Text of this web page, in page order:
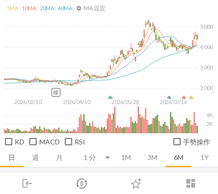
login dashboard
市場 登入
日 週 月 1M 3M 6M 1Y
2026/02/10 2026/04/10 2026/05/28 2026/07/16
2,000
3,000
4,000
5,000
2K
4K
5MA: 10MA: 20MA: 60MA: settings MA 設定
除
KD MACD RSI 手勢操作
推薦卡片 技術面 消息面 財務報